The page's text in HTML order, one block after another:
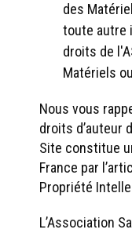
des
toute autre
droits de
Matériels
Nous vous
droits d’auteur
Site constitue
France par
Propriété
L’Association